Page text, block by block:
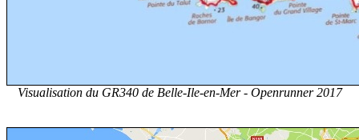
Visualisation du GR340 de Belle-Ile-en-Mer - Openrunner 2017